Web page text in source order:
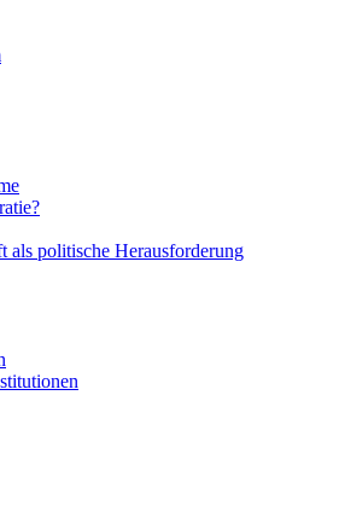
als politische Herausforderung